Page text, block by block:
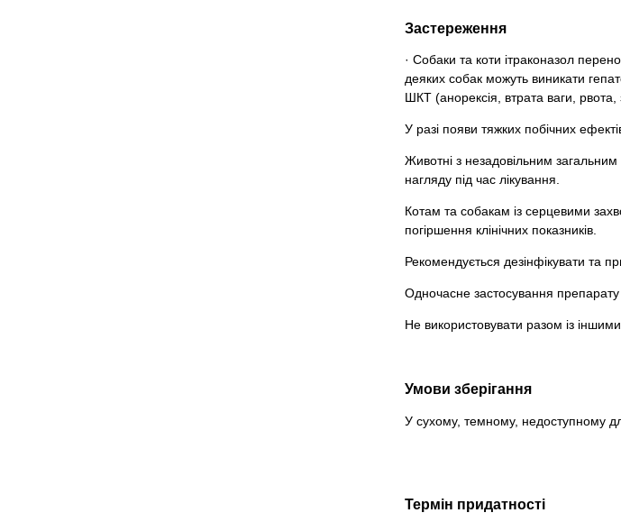
Застереження
· Собаки та коти ітраконазол
деяких собак можуть виникати
ШКТ (анорексія, втрата ваги, рвота,
У разі появи тяжких побічних
Животні з незадовільним
нагляду під час лікування.
Котам та собакам із серцевими
погіршення клінічних показників.
Рекомендується дезінфікувати та
Одночасне застосування препарату
Не використовувати разом із
Умови зберігання
У сухому, темному, недоступному
Термін придатності